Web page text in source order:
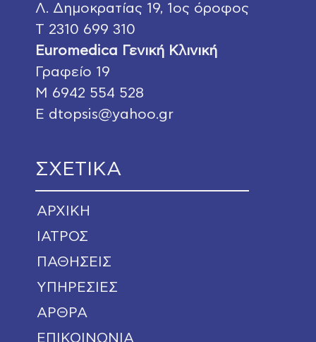
Λ. Δημοκρατίας 19, 1ος όροφος
Τ 2310 699 310
Euromedica Γενική Κλινική
Γραφείο 19
Μ 6942 554 528
E dtopsis@yahoo.gr
ΣΧΕΤΙΚΑ
ΑΡΧΙΚΗ
ΙΑΤΡΟΣ
ΠΑΘΗΣΕΙΣ
ΥΠΗΡΕΣΙΕΣ
ΑΡΘΡΑ
ΕΠΙΚΟΙΝΩΝΙΑ